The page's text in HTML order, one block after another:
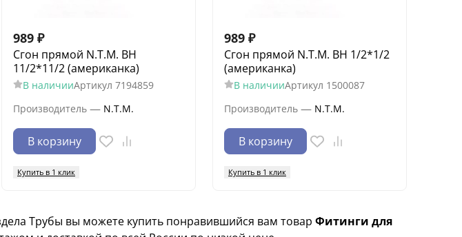
989 ₽
Сгон прямой N.T.M. ВН
11/2*11/2 (американка)
В наличииАртикул 7194859
Производитель — N.T.M.
В корзину
Купить в 1 клик
989 ₽
Сгон прямой N.T.M. ВН 1/2*1/2
(американка)
В наличииАртикул 1500087
Производитель — N.T.M.
В корзину
Купить в 1 клик
Трубы вы можете купить понравившийся вам товар Фитинги для